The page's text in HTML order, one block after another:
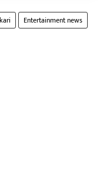
Entertainment news